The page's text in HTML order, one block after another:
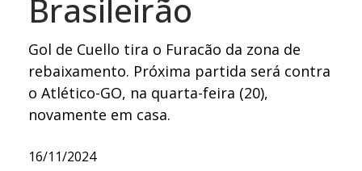
Brasileirão
Gol de Cuello tira o Furacão da zona de
rebaixamento. Próxima partida será contra
o Atlético-GO, na quarta-feira (20),
novamente em casa.
16/11/2024